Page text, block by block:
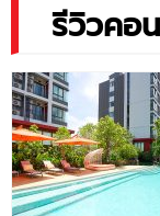
รีวิวคอ